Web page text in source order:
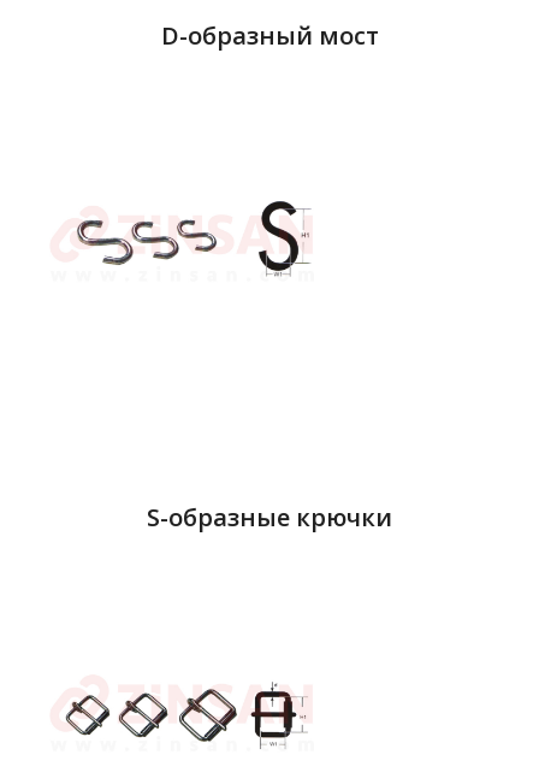
D-образный мост
S-образные крючки